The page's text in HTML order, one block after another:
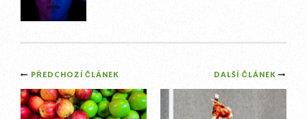
Post
navigation
DALŠÍ ČLÁNEK
PŘEDCHOZÍ ČLÁNEK